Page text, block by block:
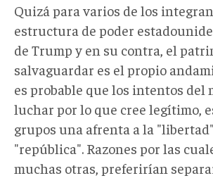
Quizá para varios de los
estructura de poder
de Trump y en su contra, el
salvaguardar es el propio
es probable que los intentos del
luchar por lo que cree legítimo,
grupos una afrenta a la
"república". Razones por las
muchas otras, preferirían